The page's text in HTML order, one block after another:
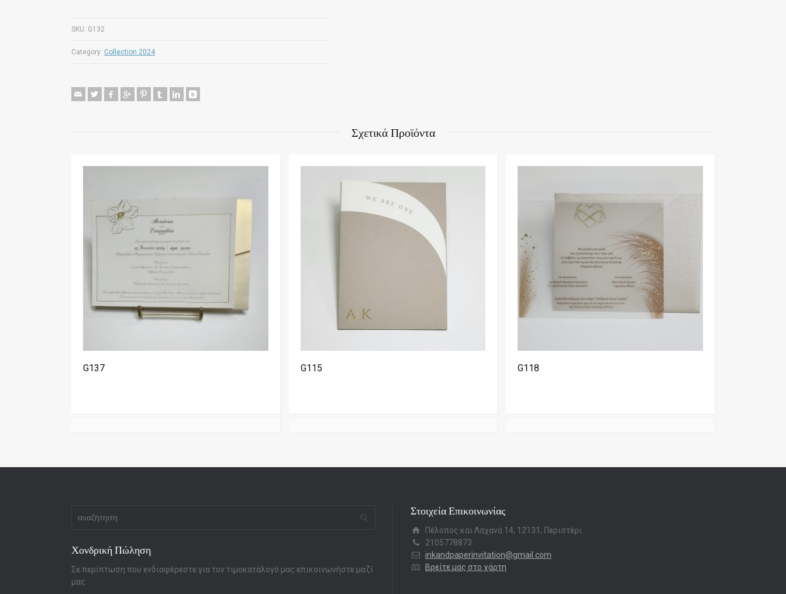
SKU: G132
Category: Collection 2024
Σχετικά Προϊόντα
G137 G115 G118
Χονδρική Πώληση
Σε περίπτωση που ενδιαφέρεστε για τον τιμοκατάλογό μας επικοινωνήστε μαζί
μας.
Στοιχεία Επικοινωνίας
Πέλοπος και Λαχανά 14, 12131, Περιστέρι
2105778873
inkandpaperinvitation@gmail.com
Βρείτε μας στο χάρτη